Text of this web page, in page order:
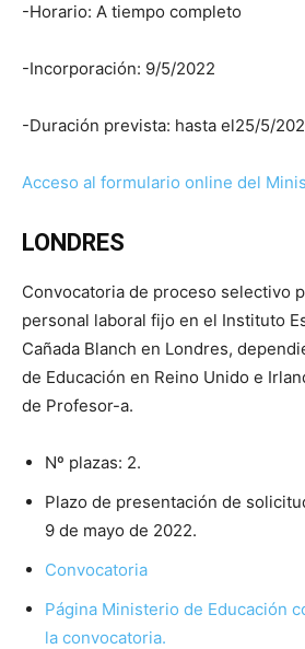
-Horario: A tiempo completo
-Incorporación: 9/5/2022
-Duración prevista: hasta el25/5/
Acceso al formulario online del
LONDRES
Convocatoria de proceso selectivo
personal laboral fijo en el Instituto
Cañada Blanch en Londres,
de Educación en Reino Unido e
de Profesor-a.
Nº plazas: 2.
Plazo de presentación de
9 de mayo de 2022.
Convocatoria
Página Ministerio de Educación
la convocatoria.